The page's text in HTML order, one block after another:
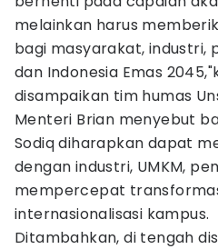
melainkan harus
bagi masyarakat, industri,
dan Indonesia Emas
disampaikan tim humas
Menteri Brian menyebut
Sodiq diharapkan dapat
dengan industri, UMKM,
mempercepat
internasionalisasi kampus.
Ditambahkan, di tengah